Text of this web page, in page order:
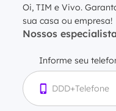
Oi, TIM e Vivo.
sua casa ou empresa!
Nossos
Informe seu